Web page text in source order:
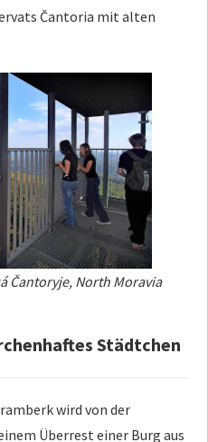
Čantoria mit alten
Čantoryje, North Moravia
Städtchen
wird von der
Überrest einer Burg aus